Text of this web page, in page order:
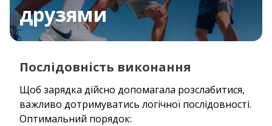
друзями
Послідовність виконання
Щоб зарядка дійсно допомагала розслабитися,
важливо дотримуватись логічної послідовності.
Оптимальний порядок: